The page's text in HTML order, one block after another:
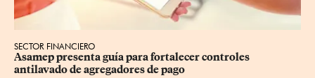
SECTOR FINANCIERO
Asamep presenta guía para fortalecer controles
antilavado de agregadores de pago